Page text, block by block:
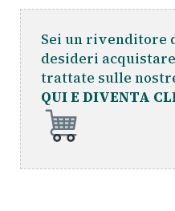
Sei un rivenditore
desideri
trattate sulle
QUI E DIVENTA